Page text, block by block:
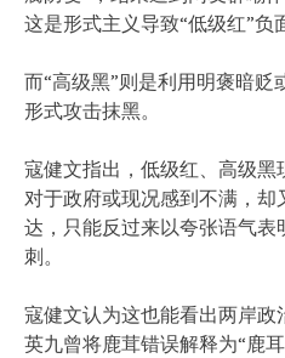
这是形式主义导致“低级红”负
而“高级黑”则是利用明褒暗
形式攻击抹黑。
寇健文指出，低级红、高级
对于政府或现况感到不满，
达，只能反过来以夸张语气
刺。
寇健文认为这也能看出两岸政
英九曾将鹿茸错误解释为“鹿